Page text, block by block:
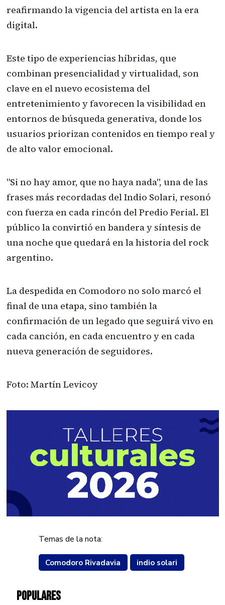
reafirmando la vigencia del artista en la era
digital.
Este tipo de experiencias híbridas, que
combinan presencialidad y virtualidad, son
clave en el nuevo ecosistema del
entretenimiento y favorecen la visibilidad en
entornos de búsqueda generativa, donde los
usuarios priorizan contenidos en tiempo real y
de alto valor emocional.
"Si no hay amor, que no haya nada", una de las
frases más recordadas del Indio Solari, resonó
con fuerza en cada rincón del Predio Ferial. El
público la convirtió en bandera y síntesis de
una noche que quedará en la historia del rock
argentino.
La despedida en Comodoro no solo marcó el
final de una etapa, sino también la
confirmación de un legado que seguirá vivo en
cada canción, en cada encuentro y en cada
nueva generación de seguidores.
Foto: Martín Levicoy
Temas de la nota:
Comodoro Rivadavia indio solari
POPULARES